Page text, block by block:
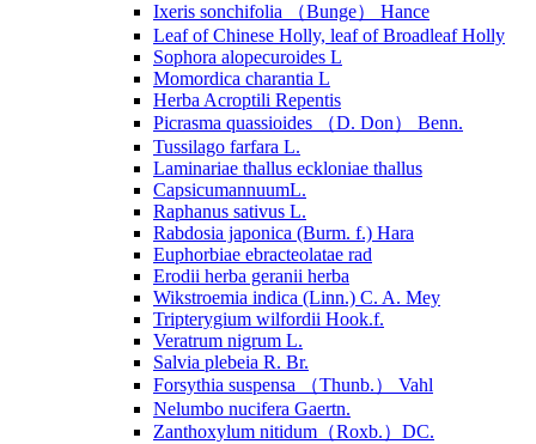
Ixeris sonchifolia （Bunge） Hance
Leaf of Chinese Holly, leaf of Broadleaf Holly
Sophora alopecuroides L
Momordica charantia L
Herba Acroptili Repentis
Picrasma quassioides （D. Don） Benn.
Tussilago farfara L.
Laminariae thallus eckloniae thallus
CapsicumannuumL.
Raphanus sativus L.
Rabdosia japonica (Burm. f.) Hara
Euphorbiae ebracteolatae rad
Erodii herba geranii herba
Wikstroemia indica (Linn.) C. A. Mey
Tripterygium wilfordii Hook.f.
Veratrum nigrum L.
Salvia plebeia R. Br.
Forsythia suspensa （Thunb.） Vahl
Nelumbo nucifera Gaertn.
Zanthoxylum nitidum（Roxb.）DC.